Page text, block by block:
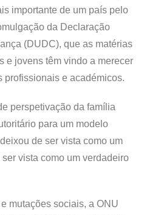
importante de um país pelo
da Declaração
(DUDC), que as matérias
e jovens têm vindo a merecer
profissionais e académicos.
perspetivação da família
para um modelo
de ser vista como um
vista como um verdadeiro
mutações sociais, a ONU